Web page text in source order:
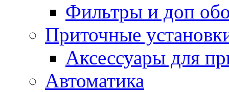
Фильтры и доп
Приточные
Аксессуары для
Автоматика